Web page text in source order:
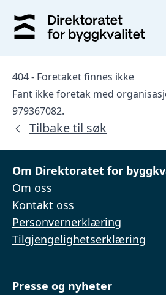
404 - Foretaket finnes ikke
Fant ikke foretak med
979367082.
Tilbake til søk
Om Direktoratet for
Om oss
Kontakt oss
Personvernerklæring
Tilgjengelighetserklæring
Presse og nyheter